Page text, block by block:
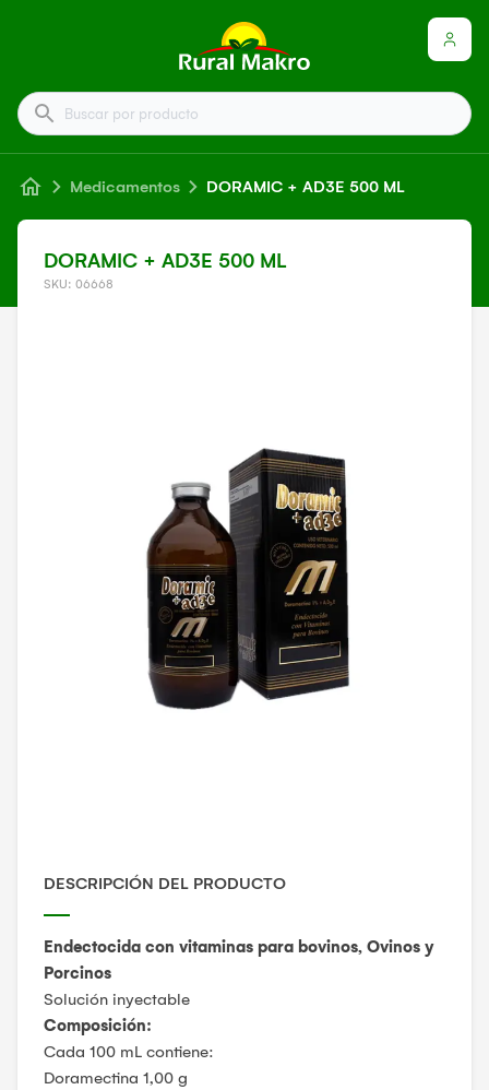
Buscar por producto
Medicamentos DORAMIC + AD3E 500 ML
DORAMIC + AD3E 500 ML
SKU: 06668
DESCRIPCIÓN DEL PRODUCTO
Endectocida con vitaminas para bovinos, Ovinos y
Porcinos
Solución inyectable
Composición:
Cada 100 mL contiene:
Doramectina 1,00 g